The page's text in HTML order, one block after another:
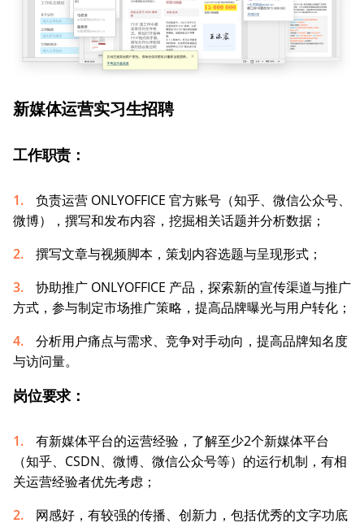
新媒体运营实习生招聘
工作职责：
负责运营 ONLYOFFICE 官方账号（知乎、微信公众号、
微博），撰写和发布内容，挖掘相关话题并分析数据；
撰写文章与视频脚本，策划内容选题与呈现形式；
协助推广 ONLYOFFICE 产品，探索新的宣传渠道与推广
方式，参与制定市场推广策略，提高品牌曝光与用户转化；
分析用户痛点与需求、竞争对手动向，提高品牌知名度
与访问量。
岗位要求：
有新媒体平台的运营经验，了解至少2个新媒体平台
（知乎、CSDN、微博、微信公众号等）的运行机制，有相
关运营经验者优先考虑；
网感好，有较强的传播、创新力，包括优秀的文字功底